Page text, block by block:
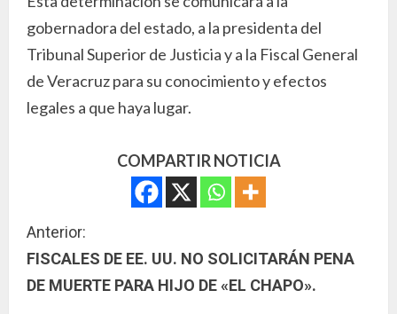
gobernadora del estado, a la presidenta del
Tribunal Superior de Justicia y a la Fiscal General
de Veracruz para su conocimiento y efectos
legales a que haya lugar.
COMPARTIR NOTICIA
S
i
Anterior:
FISCALES DE EE. UU. NO SOLICITARÁN PENA
DE MUERTE PARA HIJO DE «EL CHAPO».